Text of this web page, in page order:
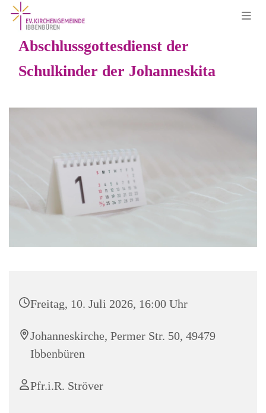
Abschlussgottesdienst der
Schulkinder der Johanneskita
Freitag, 10. Juli 2026, 16:00 Uhr
Johanneskirche, Permer Str. 50, 49479
Ibbenbüren
Pfr.i.R. Ströver